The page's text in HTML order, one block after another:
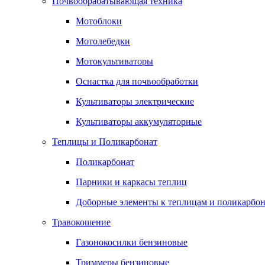
Мотоблоки
Мотолебедки
Мотокультиваторы
Оснастка для почвообработки
Культиваторы электрические
Культиваторы аккумуляторные
Теплицы и Поликарбонат
Поликарбонат
Парники и каркасы теплиц
Доборные элементы к теплицам и
Травокошение
Газонокосилки бензиновые
Триммеры бензиновые